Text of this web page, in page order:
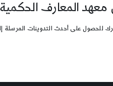
المعارف الحكمية
للحصول على أحدث التدوينات المرسلة